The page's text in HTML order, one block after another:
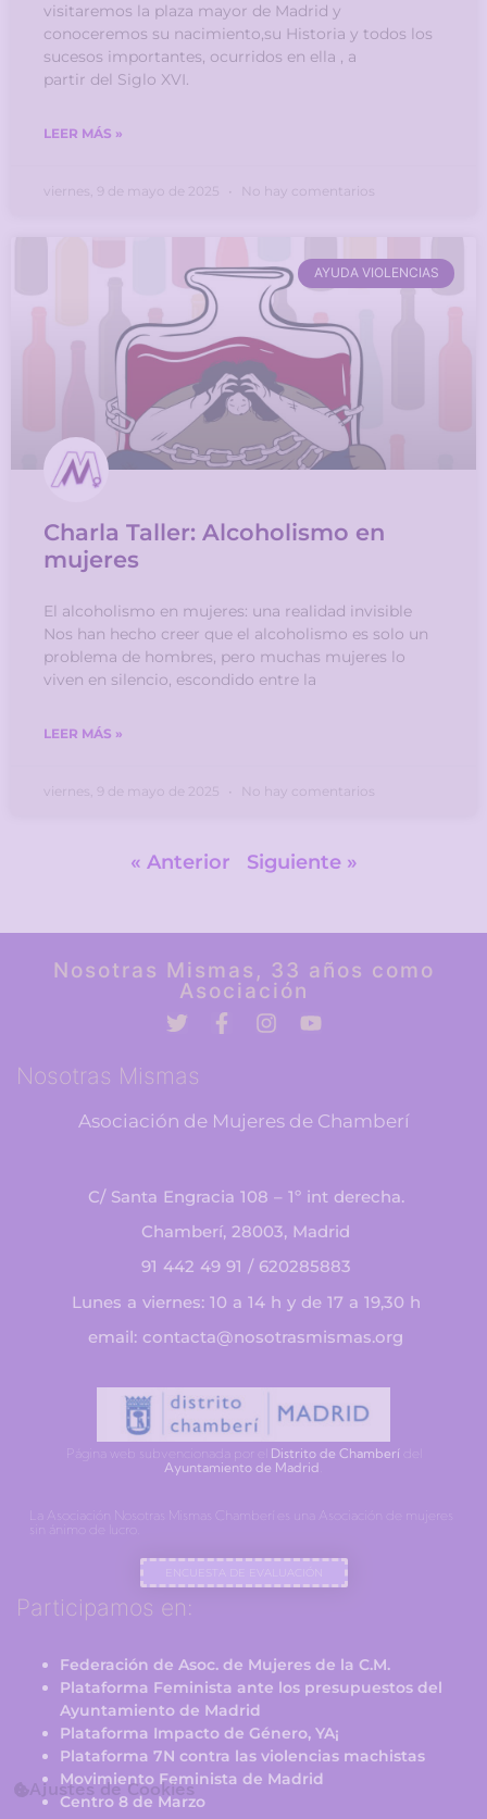
visitaremos la plaza mayor de Madrid y
conoceremos su nacimiento,su Historia y todos los
sucesos importantes, ocurridos en ella , a
partir del Siglo XVI.
LEER MÁS »
viernes, 9 de mayo de 2025 No hay comentarios
AYUDA VIOLENCIAS
Charla Taller: Alcoholismo en
mujeres
El alcoholismo en mujeres: una realidad invisible
Nos han hecho creer que el alcoholismo es solo un
problema de hombres, pero muchas mujeres lo
viven en silencio, escondido entre la
LEER MÁS »
viernes, 9 de mayo de 2025 No hay comentarios
« Anterior Siguiente »
Ajustes de Cookies
Nosotras Mismas, 33 años como
Asociación
Nosotras Mismas
Asociación de Mujeres de Chamberí
C/ Santa Engracia 108 – 1º int derecha.
Chamberí, 28003, Madrid
91 442 49 91 / 620285883
Lunes a viernes: 10 a 14 h y de 17 a 19,30 h
email: contacta@nosotrasmismas.org
Página web subvencionada por el Distrito de Chamberídel
Ayuntamiento de Madrid
La Asociación Nosotras Mismas Chamberí es una Asociación de mujeres
sin ánimo de lucro.
ENCUESTA DE EVALUACIÓN
Participamos en:
Federación de Asoc. de Mujeres de la C.M.
Plataforma Feminista ante los presupuestos del
Ayuntamiento de Madrid
Plataforma Impacto de Género, YA¡
Plataforma 7N contra las violencias machistas
Movimiento Feminista de Madrid
Centro 8 de Marzo